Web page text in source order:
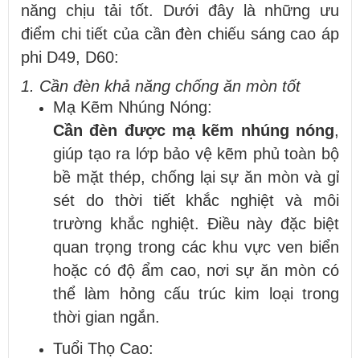
năng chịu tải tốt. Dưới đây là những ưu
điểm chi tiết của cần đèn chiếu sáng cao áp
phi D49, D60:
1. Cần đèn khả năng chống ăn mòn tốt
Mạ Kẽm Nhúng Nóng:
Cần đèn được mạ kẽm nhúng nóng,
giúp tạo ra lớp bảo vệ kẽm phủ toàn bộ
bề mặt thép, chống lại sự ăn mòn và gỉ
sét do thời tiết khắc nghiệt và môi
trường khắc nghiệt. Điều này đặc biệt
quan trọng trong các khu vực ven biển
hoặc có độ ẩm cao, nơi sự ăn mòn có
thể làm hỏng cấu trúc kim loại trong
thời gian ngắn.
Tuổi Thọ Cao: